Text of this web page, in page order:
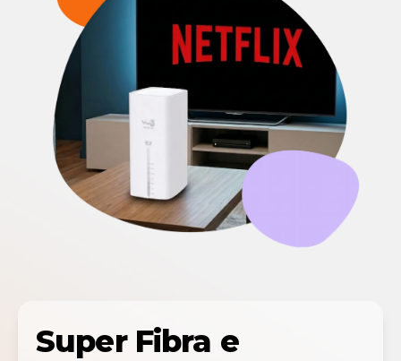
Super Fibra e